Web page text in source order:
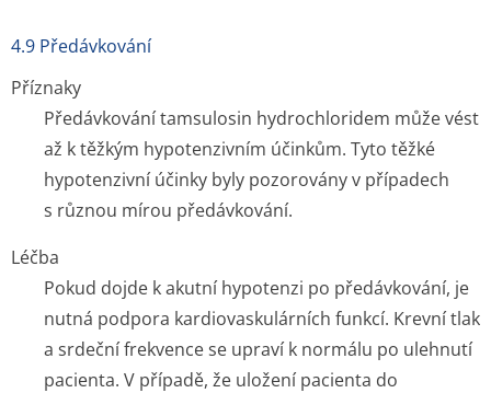
4.9 Předávkování
Příznaky
Předávkování tamsulosin hydrochloridem může vést
až k těžkým hypotenzivním účinkům. Tyto těžké
hypotenzivní účinky byly pozorovány v případech
s různou mírou předávkování.
Léčba
Pokud dojde k akutní hypotenzi po předávkování, je
nutná podpora kardiovaskulárních funkcí. Krevní tlak
a srdeční frekvence se upraví k normálu po ulehnutí
pacienta. V případě, že uložení pacienta do